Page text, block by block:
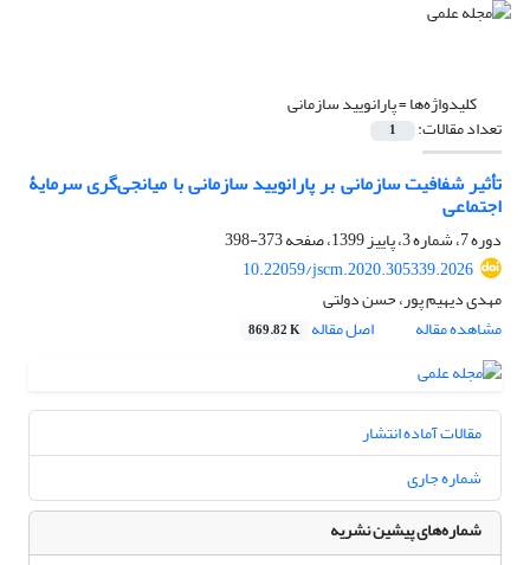
کلیدواژه‌ها =پارانویید سازمانی
تعداد مقالات: 1
تأثیر شفافیت سازمانی بر پارانویید سازمانی با میانجی‌گری سرمایۀ
اجتماعی
دوره 7، شماره 3، پاییز 1399، صفحه
373-398
10.22059/jscm.2020.305339.2026
مهدی دیهیم پور، حسن دولتی
مشاهده مقاله
اصل مقاله 869.82 K
مقالات آماده انتشار
شماره جاری
شماره‌های پیشین نشریه